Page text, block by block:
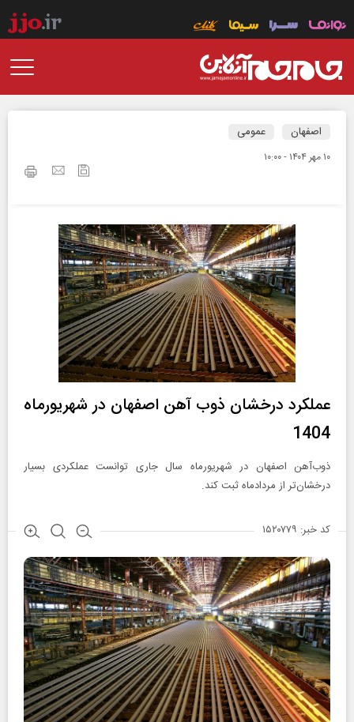
اصفهان عمومی
۱۰ مهر ۱۴۰۴ - ۱۰:۰۰
عملكرد درخشان ذوب آهن اصفهان در شهریورماه
1404
ذوب‌آهن اصفهان در شهریورماه سال جاری توانست عملکردی بسیار
درخشان‌تر از مردادماه ثبت کند.
کد خبر: ۱۵۲۰۷۷۹